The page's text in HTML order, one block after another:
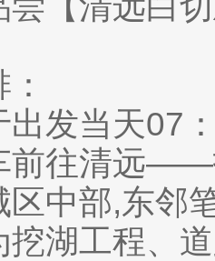
出发当天07
往清远——
区中部,东邻
挖湖工程、